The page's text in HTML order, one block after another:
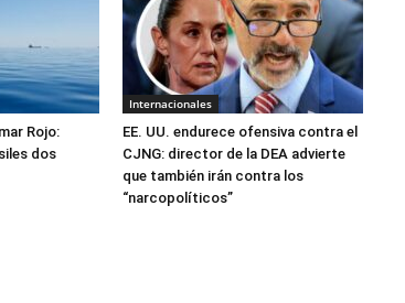
Rojo:
dos
Internacionales
EE. UU. endurece ofensiva contra el
CJNG: director de la DEA advierte
que también irán contra los
“narcopolíticos”